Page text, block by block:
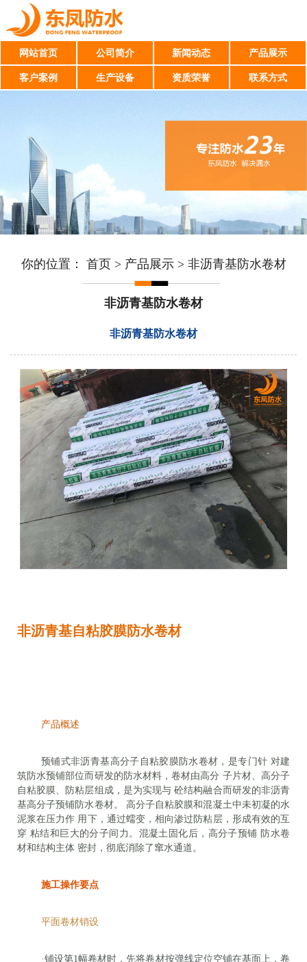
网站首页 公司简介 新闻动态 产品展示
客户案例 生产设备 资质荣誉 联系方式
你的位置： 首页 > 产品展示> 非沥青基防水卷材
非沥青基防水卷材
非沥青基防水卷材
非沥青基自粘胶膜防水卷材
产品概述
预铺式非沥青基高分子自粘胶膜防水卷材，是专门针 对建
筑防水预铺部位而研发的防水材料，卷材由高分 子片材、高分子
自粘胶膜、防粘层组成，是为实现与 砼结构融合而研发的非沥青
基高分子预铺防水卷材。 高分子自粘胶膜和混凝土中未初凝的水
泥浆在压力作 用下，通过蠕变，相向渗过防粘层，形成有效的互
穿 粘结和巨大的分子间力。混凝土固化后，高分子预铺 防水卷
材和结构主体 密封，彻底消除了窜水通道。
施工操作要点
平面卷材销设
·铺设第1幅卷材时，先将卷材按弹线定位空铺在基面上，卷